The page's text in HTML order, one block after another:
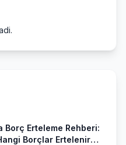
Borç Erteleme Rehberi:
Borçlar Ertelenir